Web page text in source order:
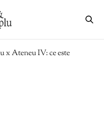
x Ateneu IV: ce este